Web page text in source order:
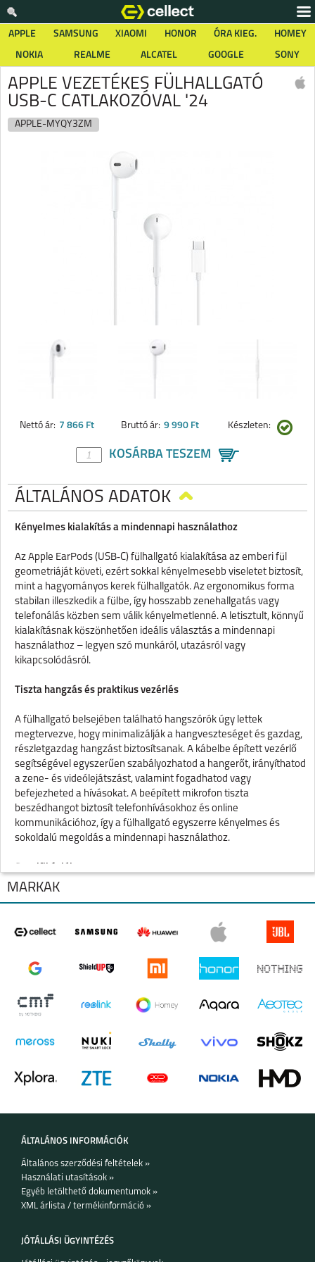
APPLE SAMSUNG XIAOMI HONOR ÓRA KIEG.
HOMEY
NOKIA
REALME ALCATEL GOOGLE SONY
APPLE VEZETÉKES FÜLHALLGATÓ
USB-C CATLAKOZÓVAL '24
APPLE-MYQY3ZM
Nettó ár: 7 866 Ft Bruttó ár: 9 990 Ft Készleten:
KOSÁRBA TESZEM
ÁLTALÁNOS ADATOK
Kényelmes kialakítás a mindennapi használathoz
Az Apple EarPods (USB‑C) fülhallgató kialakítása az emberi fül
geometriáját követi, ezért sokkal kényelmesebb viseletet biztosít,
mint a hagyományos kerek fülhallgatók. Az ergonomikus forma
stabilan illeszkedik a fülbe, így hosszabb zenehallgatás vagy
telefonálás közben sem válik kényelmetlenné. A letisztult, könnyű
kialakításnak köszönhetően ideális választás a mindennapi
használathoz – legyen szó munkáról, utazásról vagy
kikapcsolódásról.
Tiszta hangzás és praktikus vezérlés
A fülhallgató belsejében található hangszórók úgy lettek
megtervezve, hogy minimalizálják a hangveszteséget és gazdag,
részletgazdag hangzást biztosítsanak. A kábelbe épített vezérlő
segítségével egyszerűen szabályozhatod a hangerőt, irányíthatod
a zene- és videólejátszást, valamint fogadhatod vagy
befejezheted a hívásokat. A beépített mikrofon tiszta
beszédhangot biztosít telefonhívásokhoz és online
kommunikációhoz, így a fülhallgató egyszerre kényelmes és
sokoldalú megoldás a mindennapi használathoz.
·
· Hangzás: sztereó
Meghajtó: dinamikus hangszóró (1 meghajtó / oldal)
Frekvenciatartomány: 20 Hz – 20 000 Hz
Beépített mikrofon: igen
hívásfogadás/befejezés, lejátszásvezérlés
· Szín: fehér
Kompatibilitás: USB-C csatlakozóval rendelkező
eszközök
MÁRKÁK
ÁLTALÁNOS INFORMÁCIÓK
Általános szerződési feltételek »
Használati utasítások »
Egyéb letölthető dokumentumok »
XML árlista / termékinformáció »
JÓTÁLLÁSI ÜGYINTÉZÉS